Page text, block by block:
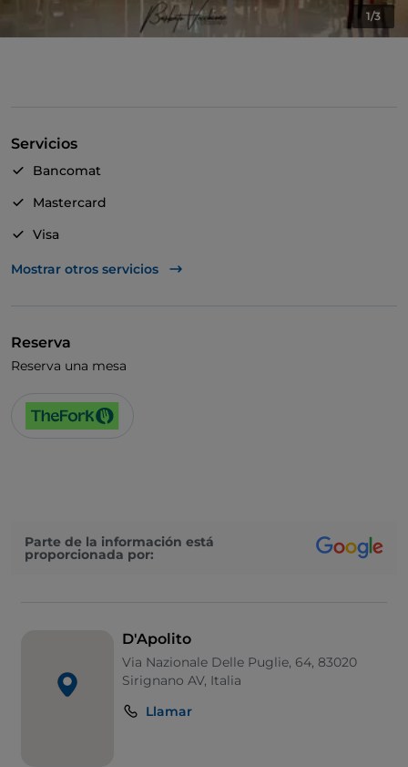
1/3
Servicios
Bancomat
Mastercard
Visa
Acceso para inválidos
Se habla inglés
Wi-Fi
Mostrar otros servicios
Reserva
Reserva una mesa
Parte de la información está
proporcionada por:
D'Apolito
Via Nazionale Delle Puglie, 64, 83020
Sirignano AV, Italia
Llamar